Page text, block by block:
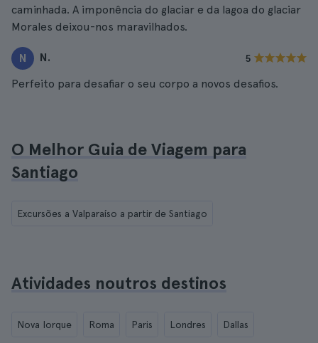
caminhada. A imponência do glaciar e da lagoa do glaciar
Morales deixou-nos maravilhados.
N N. 5
Perfeito para desafiar o seu corpo a novos desafios.
O Melhor Guia de Viagem para
Santiago
Excursões a Valparaíso a partir de Santiago
Atividades noutros destinos
Nova Iorque Roma Paris Londres Dallas